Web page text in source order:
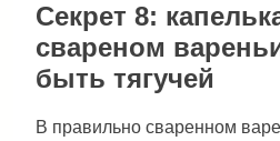
Секрет 8:
свареном
быть тягучей
В правильно сваренном